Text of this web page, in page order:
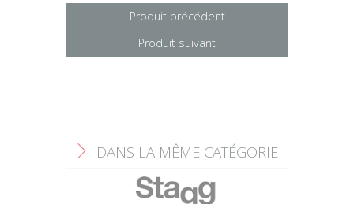
Produit précédent
Produit suivant
F DANS LA MÊME CATÉGORIE